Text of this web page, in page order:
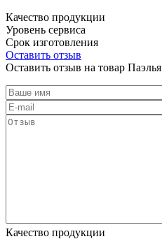
Качество продукции
Уровень сервиса
Срок изготовления
Оставить отзыв
Оставить отзыв на товар Паэлья
Качество продукции